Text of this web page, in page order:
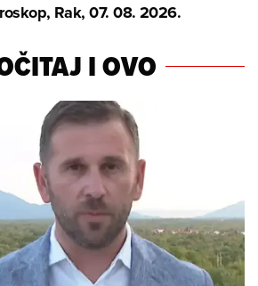
Rak, 07. 08. 2026.
I OVO